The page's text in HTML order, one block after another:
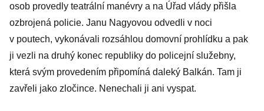
osob provedly teatrální manévry a na Úřad vlády přišla
ozbrojená policie. Janu Nagyovou odvedli v noci
v poutech, vykonávali rozsáhlou domovní prohlídku a pak
ji vezli na druhý konec republiky do policejní služebny,
která svým provedením připomíná daleký Balkán. Tam ji
zavřeli jako zločince. Nenechali ji ani vyspat.